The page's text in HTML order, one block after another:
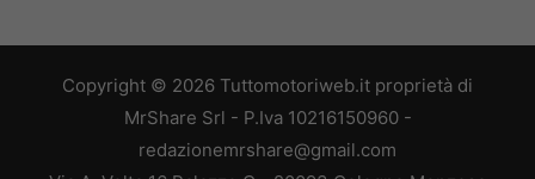
Copyright © 2026 Tuttomotoriweb.it proprietà di
MrShare Srl - P.Iva 10216150960 -
redazionemrshare@gmail.com